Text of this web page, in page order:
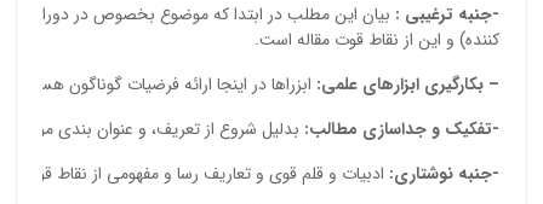
-جنبه ترغیبی : بیان این مطلب در ابتدا که موضوع بخصوص در دوران
کننده) و این از نقاط قوت مقاله است.
– بکارگیری ابزارهای علمی: ابزراها در اینجا ارائه فرضیات گوناگون
-تفکیک و جداسازی مطالب: بدلیل شروع از تعریف، و عنوان بندی
-جنبه نوشتاری: ادبیات و قلم قوی و تعاریف رسا و مفهومی از نقاط قوت